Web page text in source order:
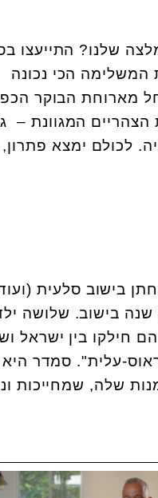
שלנו? התייעצו
המשלימה הכי נכונה
מארוחת הבוקר
הצהריים המגוונת –
לכולם ימצא פתרון,
בישוב סלעית
התקבלו כזוג לא נשוי, תארו לעצמכם). היום הם חוגגים 38 שנה בישוב.
חילקו בין ישראל
עלית". סמדר
שלה, שמחייכות